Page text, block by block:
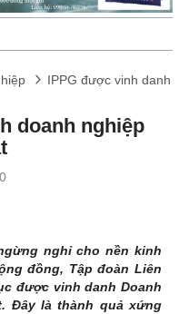
IPPG được vinh danh
doanh nghiệp
nghỉ cho nền kinh
đồng, Tập đoàn Liên
được vinh danh Doanh
Đây là thành quả xứng